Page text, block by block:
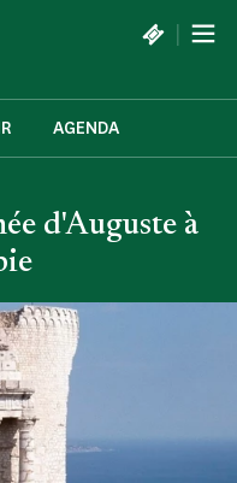
|
AGENDA
d'Auguste à